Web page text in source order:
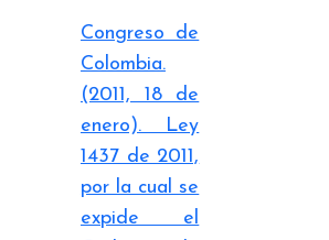
Congreso de
Colombia.
(2011, 18 de
enero). Ley
1437 de 2011,
por la cual se
expide el